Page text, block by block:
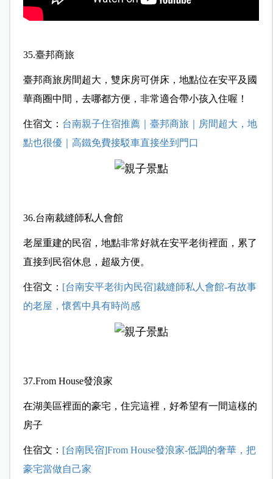
35.臺邦商旅
臺邦商旅房間超大，雙床房可併床，地點位在安平及國
華商圈中間，去哪都方便，非常適合帶小孩入住喔！
住宿文： 台南親子住宿推薦｜臺邦商旅｜房間超大，地
點也很優｜高鐵免費接駁車直接坐到門口
36.台南裁縫師私人會館
老屋重建的民宿，地點非常好就在安平老街裡面，累了
直接到民宿休息，超級方便。
住宿文： [台南安平老街內民宿]裁縫師私人會館-有故事
的老屋，懷舊中具有時尚感
37.From House發浪家
在湖美區裡面的豪宅，住完這裡，好希望有一間這樣的
房子
住宿文： [台南民宿]From House發浪家-低調的奢華，把
豪宅當做自己家